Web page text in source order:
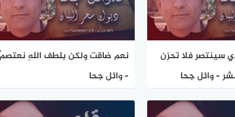
سينتصر فلا تحزن
– وائل جحا
نعم ضاقت ولكن بلطف اللهِ نعتصمُ
– وائل جحا